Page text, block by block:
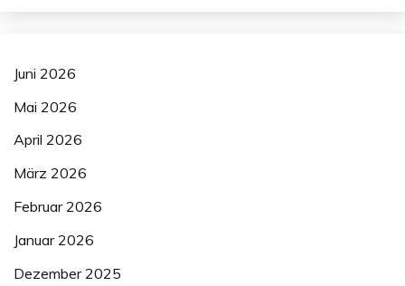
Juni 2026
Mai 2026
April 2026
März 2026
Februar 2026
Januar 2026
Dezember 2025